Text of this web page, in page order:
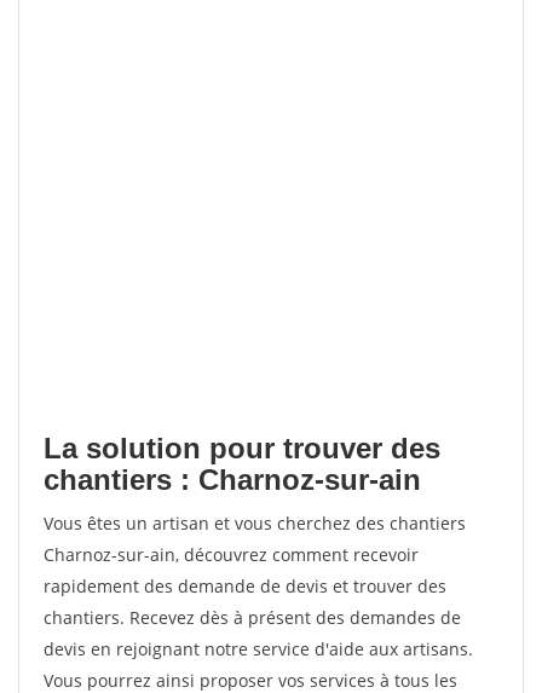
La solution pour trouver des
chantiers : Charnoz-sur-ain
Vous êtes un artisan et vous cherchez des chantiers
Charnoz-sur-ain, découvrez comment recevoir
rapidement des demande de devis et trouver des
chantiers. Recevez dès à présent des demandes de
devis en rejoignant notre service d'aide aux artisans.
Vous pourrez ainsi proposer vos services à tous les